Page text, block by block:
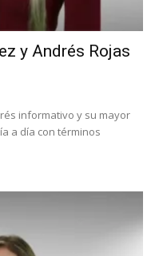
y Andrés Rojas
informativo y su mayor
a día con términos